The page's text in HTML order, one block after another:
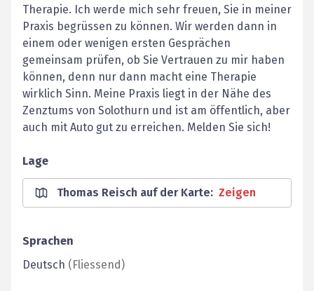
Therapie. Ich werde mich sehr freuen, Sie in meiner
Praxis begrüssen zu können. Wir werden dann in
einem oder wenigen ersten Gesprächen
gemeinsam prüfen, ob Sie Vertrauen zu mir haben
können, denn nur dann macht eine Therapie
wirklich Sinn. Meine Praxis liegt in der Nähe des
Zenztums von Solothurn und ist am öffentlich, aber
auch mit Auto gut zu erreichen. Melden Sie sich!
Lage
Thomas Reisch auf der Karte: Zeigen
Sprachen
Deutsch (Fliessend)